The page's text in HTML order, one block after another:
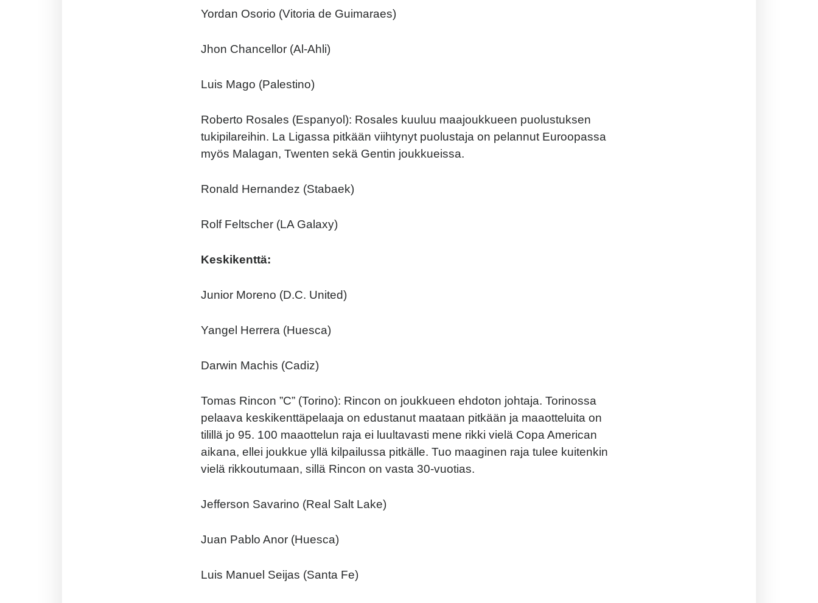
Yordan Osorio (Vitoria de Guimaraes)
Jhon Chancellor (Al-Ahli)
Luis Mago (Palestino)
Roberto Rosales (Espanyol): Rosales kuuluu maajoukkueen puolustuksen
tukipilareihin. La Ligassa pitkään viihtynyt puolustaja on pelannut Euroopassa
myös Malagan, Twenten sekä Gentin joukkueissa.
Ronald Hernandez (Stabaek)
Rolf Feltscher (LA Galaxy)
Keskikenttä:
Junior Moreno (D.C. United)
Yangel Herrera (Huesca)
Darwin Machis (Cadiz)
Tomas Rincon ”C” (Torino): Rincon on joukkueen ehdoton johtaja. Torinossa
pelaava keskikenttäpelaaja on edustanut maataan pitkään ja maaotteluita on
tilillä jo 95. 100 maaottelun raja ei luultavasti mene rikki vielä Copa American
aikana, ellei joukkue yllä kilpailussa pitkälle. Tuo maaginen raja tulee kuitenkin
vielä rikkoutumaan, sillä Rincon on vasta 30-vuotias.
Jefferson Savarino (Real Salt Lake)
Juan Pablo Anor (Huesca)
Luis Manuel Seijas (Santa Fe)